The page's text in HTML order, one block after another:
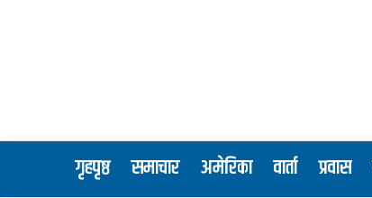
गृहपृष्ठ समाचार अमेरिका वार्ता प्रवास